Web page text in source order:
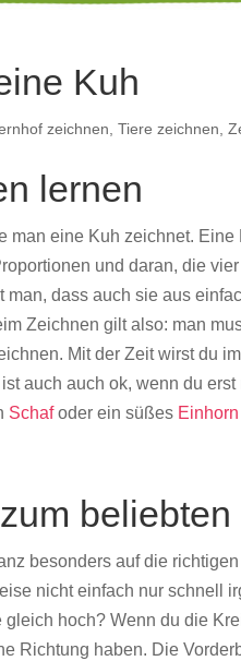
Kuh
zeichnen ,Tiere zeichnen ,
lernen
man eine Kuh zeichnet.
und daran, die
dass auch sie aus
Zeichnen gilt also: man
Mit der Zeit wirst du
auch auch ok, wenn du
Schafoder ein süßes
besonders auf die
nicht einfach nur schnell
hoch? Wenn du die
Richtung haben. Die